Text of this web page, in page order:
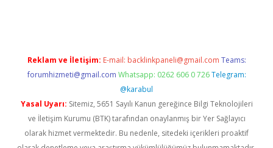
Reklam ve İletişim: E-mail: backlinkpaneli@gmail.com Teams:
forumhizmeti@gmail.com Whatsapp: 0262 606 0 726 Telegram:
@karabul
Yasal Uyarı: Sitemiz, 5651 Sayılı Kanun gereğince Bilgi Teknolojileri
ve İletişim Kurumu (BTK) tarafından onaylanmış bir Yer Sağlayıcı
olarak hizmet vermektedir. Bu nedenle, sitedeki içerikleri proaktif